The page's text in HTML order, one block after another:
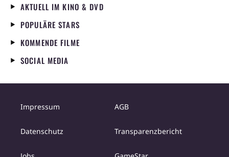
AKTUELL IM KINO & DVD
POPULÄRE STARS
KOMMENDE FILME
SOCIAL MEDIA
Impressum AGB
Datenschutz Transparenzbericht